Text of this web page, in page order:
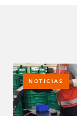
NOTICIAS